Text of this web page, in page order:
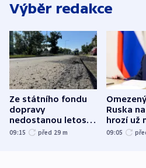
Výběr redakce
Ze státního fondu
dopravy
nedostanou letos
kraje na silnice ani
09:15 před 29 m
Ruska na
hrozí už
varují
09:05